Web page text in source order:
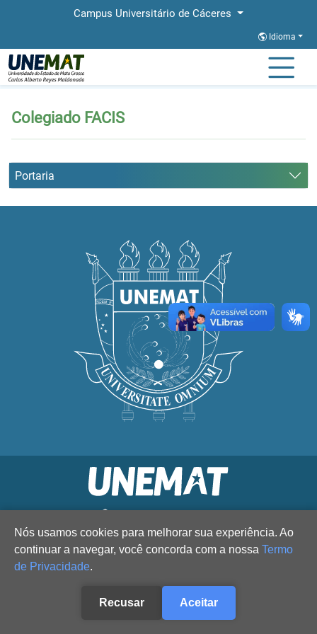
Campus Universitário de Cáceres
Idioma
Página Inicial
Colegiado FACIS
Portaria
Nós usamos cookies para melhorar sua experiência. Ao
continuar a navegar, você concorda com a nossa Termo
de Privacidade.
Recusar Aceitar